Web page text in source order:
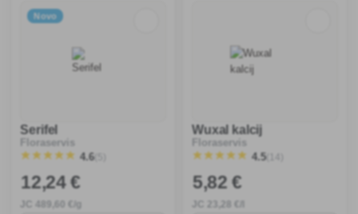
Novo
Serifel
Floraservis
4.6(5)
12,24 €
,60 €/g
Wuxal kalcij
Floraservis
4.5(14)
5,82 €
23 ,28 €/l